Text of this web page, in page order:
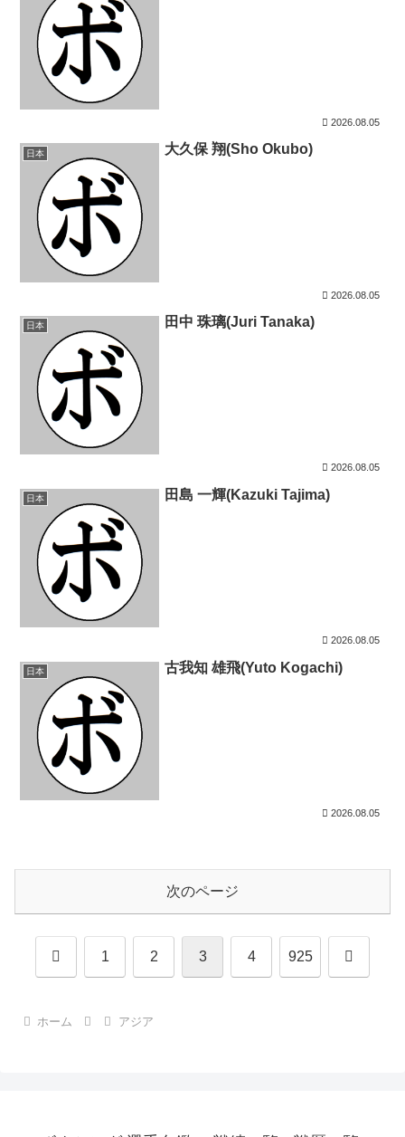
2026.08.05
日本 大久保 翔(Sho Okubo)
2026.08.05
日本 田中 珠璃(Juri Tanaka)
2026.08.05
日本 田島 一輝(Kazuki Tajima)
2026.08.05
日本 古我知 雄飛(Yuto Kogachi)
2026.08.05
次のページ
前 1 2 3 4 925 次
ホーム アジア